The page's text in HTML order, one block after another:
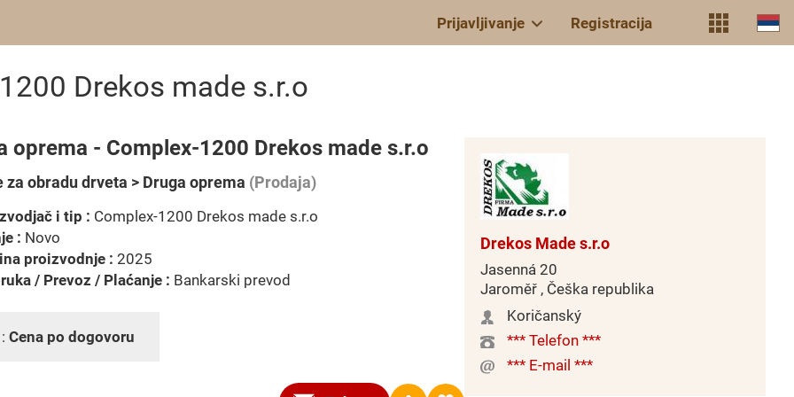
Prijavljivanje Registracija
Drekos made s.r.o
oprema - Complex-1200 Drekos made s.r.o
obradu drveta > Druga oprema (Prodaja)
i tip : Complex-1200 Drekos made s.r.o
: Novo
proizvodnje : 2025
/ Prevoz / Plaćanje : Bankarski prevod
Cena po dogovoru
Drekos Made s.r.o
Jasenná 20
Jaroměř , Češka republika
Koričanský
*** Telefon ***
*** E-mail ***